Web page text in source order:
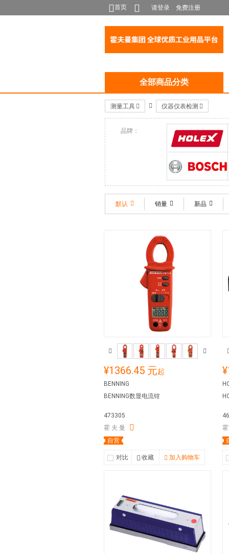
首页 请登录 免费注册
全部商品分类
测量工具 仪器仪表检测
品牌：
HOLEX
BOSCH
默认
销量 新品
¥1366.45 元起
BENNING
BENNING数显电流钳
473305
霍 夫 曼
自营
对比 收藏 加入购物车